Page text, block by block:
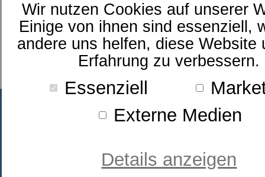
Wir nutzen Cookies auf unserer
Einige von ihnen sind essenziell,
andere uns helfen, diese Website
Erfahrung zu verbessern.
Essenziell
Externe Medien
Details anzeigen